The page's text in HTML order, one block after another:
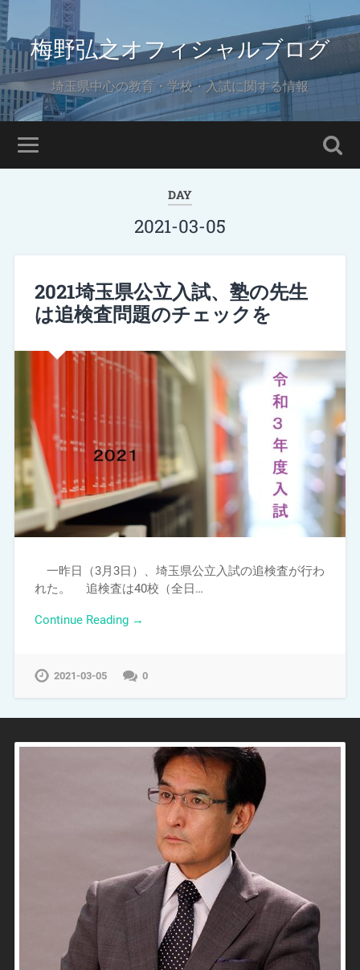
梅野弘之オフィシャルブログ
埼玉県中心の教育・学校・入試に関する情報
DAY
2021-03-05
2021埼玉県公立入試、塾の先生
は追検査問題のチェックを
一昨日（3月3日）、埼玉県公立入試の追検査が行わ
れた。 追検査は40校（全日…
Continue Reading →
2021-03-05 0